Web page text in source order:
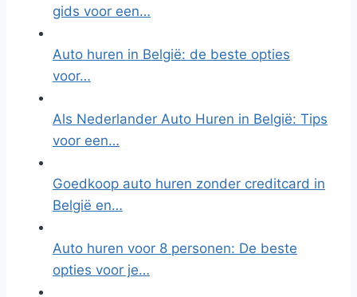
gids voor een…
Auto huren in België: de beste opties
voor…
Als Nederlander Auto Huren in België: Tips
voor een…
Goedkoop auto huren zonder creditcard in
België en…
Auto huren voor 8 personen: De beste
opties voor je…